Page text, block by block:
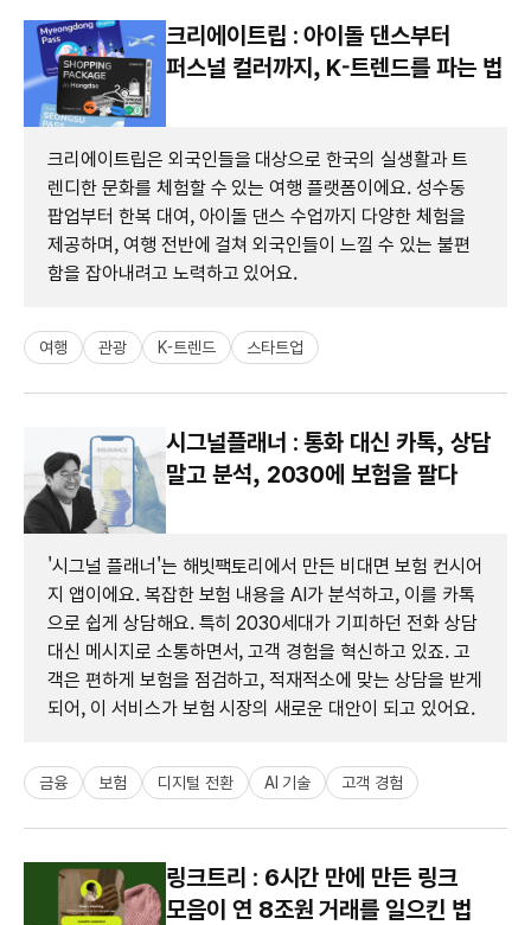
크리에이트립 : 아이돌 댄스부터
퍼스널 컬러까지, K-트렌드를 파는 법
크리에이트립은 외국인들을 대상으로 한국의 실생활과 트
렌디한 문화를 체험할 수 있는 여행 플랫폼이에요. 성수동
팝업부터 한복 대여, 아이돌 댄스 수업까지 다양한 체험을
제공하며, 여행 전반에 걸쳐 외국인들이 느낄 수 있는 불편
함을 잡아내려고 노력하고 있어요.
여행 관광 K-트렌드 스타트업
시그널플래너 : 통화 대신 카톡, 상담
말고 분석, 2030에 보험을 팔다
'시그널 플래너'는 해빗팩토리에서 만든 비대면 보험 컨시어
지 앱이에요. 복잡한 보험 내용을 AI가 분석하고, 이를 카톡
으로 쉽게 상담해요. 특히 2030세대가 기피하던 전화 상담
대신 메시지로 소통하면서, 고객 경험을 혁신하고 있죠. 고
객은 편하게 보험을 점검하고, 적재적소에 맞는 상담을 받게
되어, 이 서비스가 보험 시장의 새로운 대안이 되고 있어요.
금융 보험 디지털 전환 AI 기술 고객 경험
링크트리 : 6시간 만에 만든 링크
모음이 연 8조원 거래를 일으킨 법